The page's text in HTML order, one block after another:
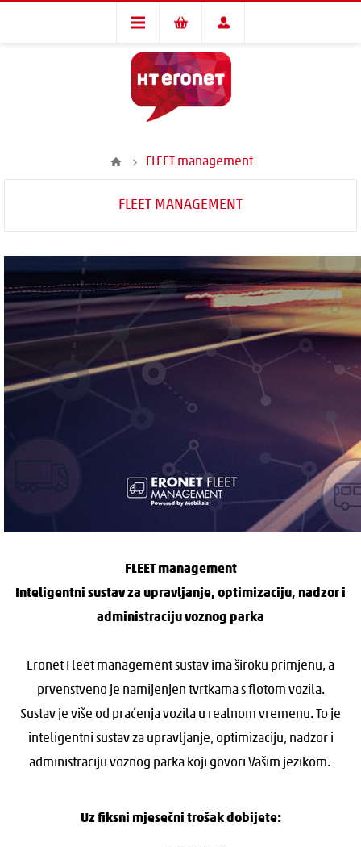
FLEET management
FLEET MANAGEMENT
FLEET management
Inteligentni sustav za upravljanje, optimizaciju, nadzor i
administraciju voznog parka
Eronet Fleet management sustav ima široku primjenu, a
prvenstveno je namijenjen tvrtkama s flotom vozila.
Sustav je više od praćenja vozila u realnom vremenu. To je
inteligentni sustav za upravljanje, optimizaciju, nadzor i
administraciju voznog parka koji govori Vašim jezikom.
Uz fiksni mjesečni trošak dobijete: